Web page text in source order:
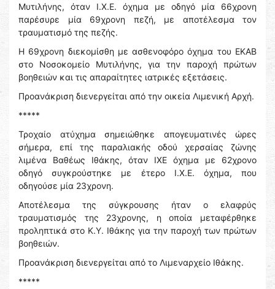
Μυτιλήνης, όταν Ι.Χ.Ε. όχημα με οδηγό μία 66χρονη
παρέσυρε μία 69χρονη πεζή, με αποτέλεσμα τον
τραυματισμό της πεζής.
Η 69χρονη διεκομίσθη με ασθενοφόρο όχημα του ΕΚΑΒ
στο Νοσοκομείο Μυτιλήνης, για την παροχή πρώτων
βοηθειών και τις απαραίτητες ιατρικές εξετάσεις.
Προανάκριση διενεργείται από την οικεία Λιμενική Αρχή.
*****
Τροχαίο ατύχημα σημειώθηκε απογευματινές ώρες
σήμερα, επί της παραλιακής οδού χερσαίας ζώνης
λιμένα Βαθέως Ιθάκης, όταν ΙΧΕ όχημα με 62χρονο
οδηγό συγκρούστηκε με έτερο Ι.Χ.Ε. όχημα, που
οδηγούσε μία 23χρονη.
Αποτέλεσμα της σύγκρουσης ήταν ο ελαφρύς
τραυματισμός της 23χρονης, η οποία μεταφέρθηκε
προληπτικά στο Κ.Υ. Ιθάκης για την παροχή των πρώτων
βοηθειών.
Προανάκριση διενεργείται από το Λιμεναρχείο Ιθάκης.
*****